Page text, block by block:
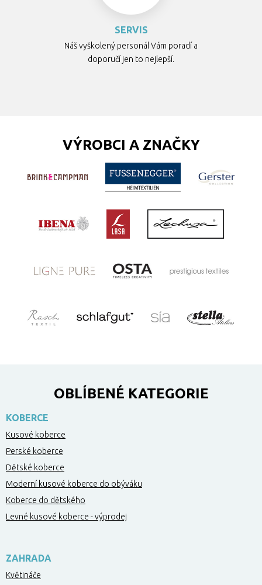
SERVIS
Náš vyškolený personál Vám poradí a
doporučí jen to nejlepší.
VÝROBCI A ZNAČKY
OBLÍBENÉ KATEGORIE
KOBERCE
Kusové koberce
Perské koberce
Dětské koberce
Moderní kusové koberce do obýváku
Koberce do dětského
Levné kusové koberce - výprodej
ZAHRADA
Květináče